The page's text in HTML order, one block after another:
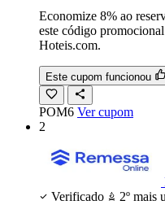
Economize 8% ao
este código
Hoteis.com.
Este cupom funcionou
POM6 Ver cupom
2
Verificado
2º mais